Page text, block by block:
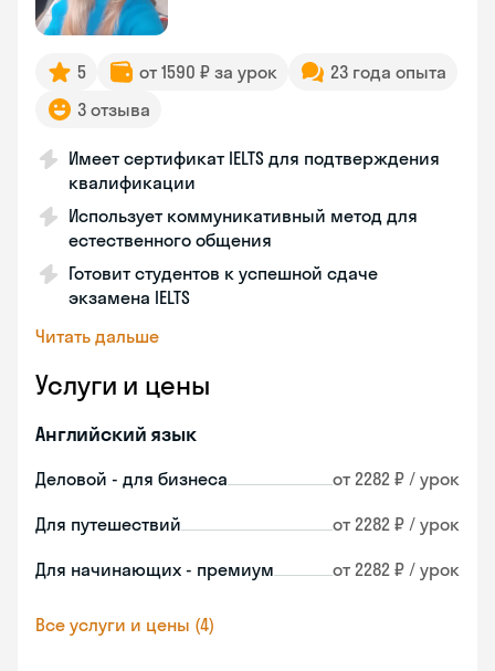
5 от 1590 ₽ за урок
23 года опыта
3 отзыва
Имеет сертификат IELTS для подтверждения
квалификации
Использует коммуникативный метод для
естественного общения
Готовит студентов к успешной сдаче
экзамена IELTS
Читать дальше
Услуги и цены
Английский язык
Деловой - для бизнеса от 2282 ₽ / урок
Для путешествий от 2282 ₽ / урок
Для начинающих - премиум от 2282 ₽ / урок
Все услуги и цены (4)